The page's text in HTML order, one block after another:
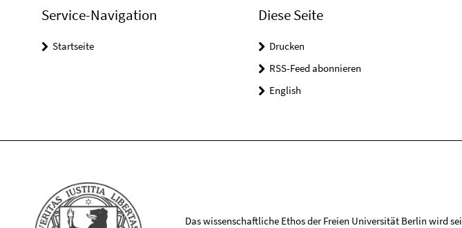
Service-Navigation
Startseite
Diese Seite
Drucken
RSS-Feed abonnieren
English
Das wissenschaftliche Ethos der Freien Universität Berlin wird